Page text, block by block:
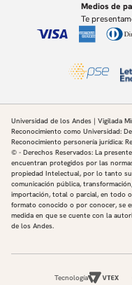
Medios de
Te
Universidad de los Andes | Vigilada
Reconocimiento como Universidad:
Reconocimiento personería jurídica:
© - Derechos Reservados: La
encuentran protegidos por las
propiedad Intelectual, por lo tanto
comunicación pública,
importación, total o parcial, en todo
formato conocido o por conocer, se
medida en que se cuente con la
de los Andes.
Tecnología